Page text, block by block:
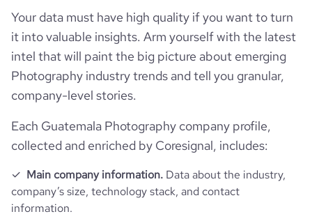
employees_count 6
hq_full_address *******
Your data must have high quality if you want to turn
it into valuable insights. Arm yourself with the latest
intel that will paint the big picture about emerging
Photography industry trends and tell you granular,
company-level stories.
Each Guatemala Photography company profile,
collected and enriched by Coresignal, includes:
Main company information. Data about the industry,
company’s size, technology stack, and contact
information.